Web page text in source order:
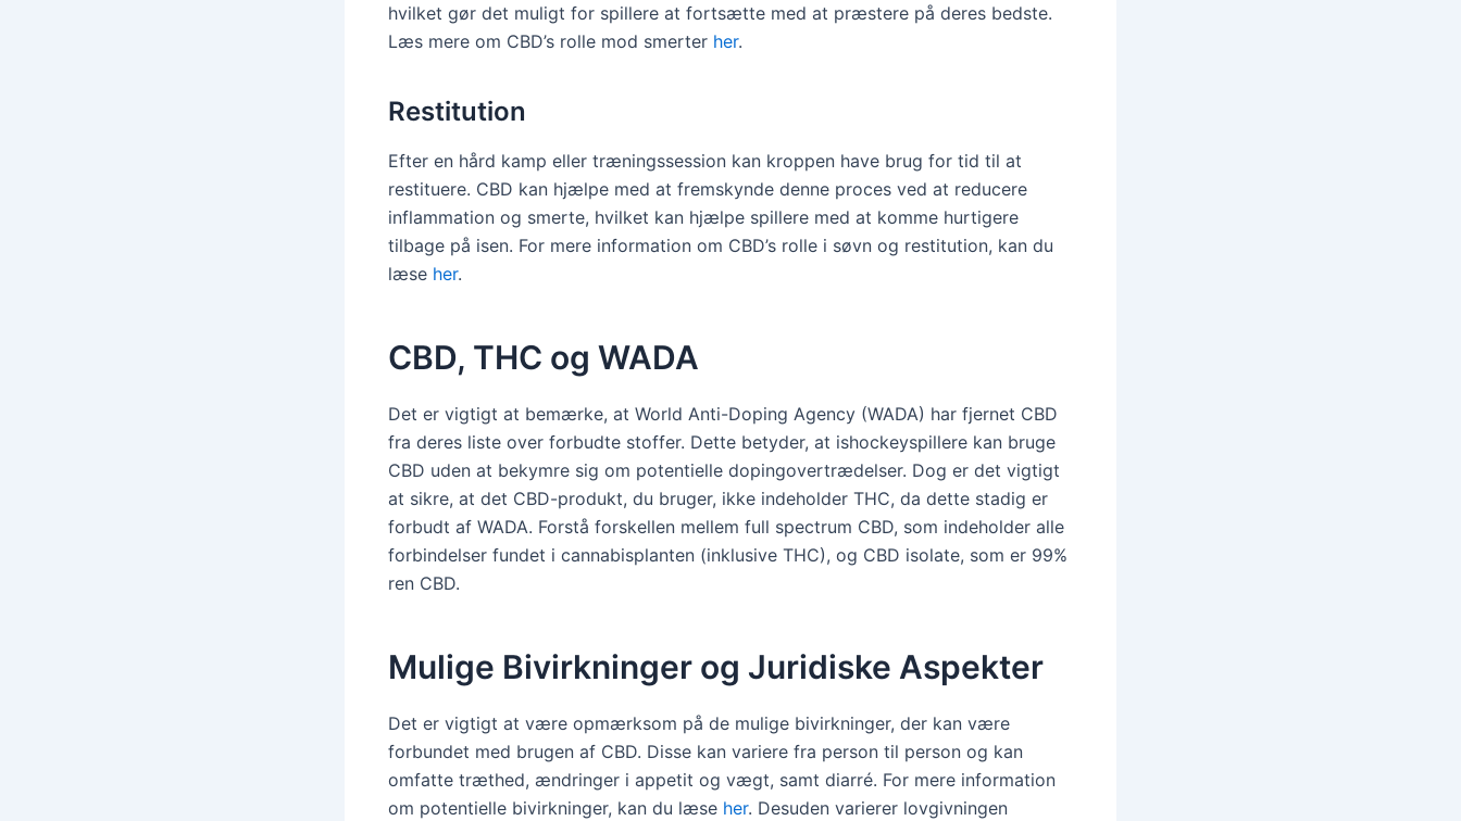
hvilket gør det muligt for spillere at fortsætte med at præstere på deres bedste.
Læs mere om CBD’s rolle mod smerter her.
Restitution
Efter en hård kamp eller træningssession kan kroppen have brug for tid til at
restituere. CBD kan hjælpe med at fremskynde denne proces ved at reducere
inflammation og smerte, hvilket kan hjælpe spillere med at komme hurtigere
tilbage på isen. For mere information om CBD’s rolle i søvn og restitution, kan du
læse her.
CBD, THC og WADA
Det er vigtigt at bemærke, at World Anti-Doping Agency (WADA) har fjernet CBD
fra deres liste over forbudte stoffer. Dette betyder, at ishockeyspillere kan bruge
CBD uden at bekymre sig om potentielle dopingovertrædelser. Dog er det vigtigt
at sikre, at det CBD-produkt, du bruger, ikke indeholder THC, da dette stadig er
forbudt af WADA. Forstå forskellen mellem full spectrum CBD, som indeholder alle
forbindelser fundet i cannabisplanten (inklusive THC), og CBD isolate, som er 99%
ren CBD.
Mulige Bivirkninger og Juridiske Aspekter
Det er vigtigt at være opmærksom på de mulige bivirkninger, der kan være
forbundet med brugen af CBD. Disse kan variere fra person til person og kan
omfatte træthed, ændringer i appetit og vægt, samt diarré. For mere information
om potentielle bivirkninger, kan du læse her. Desuden varierer lovgivningen